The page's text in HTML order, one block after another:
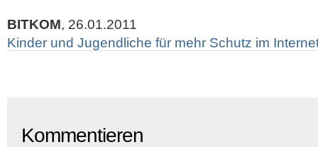
BITKOM, 26.01.2011
Kinder und Jugendliche für mehr Schutz im
Kommentieren